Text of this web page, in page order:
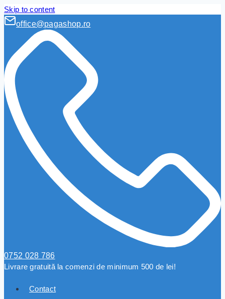
Skip to content
office@pagashop.ro
0752 028 786
Livrare gratuită la comenzi de minimum 500 de lei!
Contact